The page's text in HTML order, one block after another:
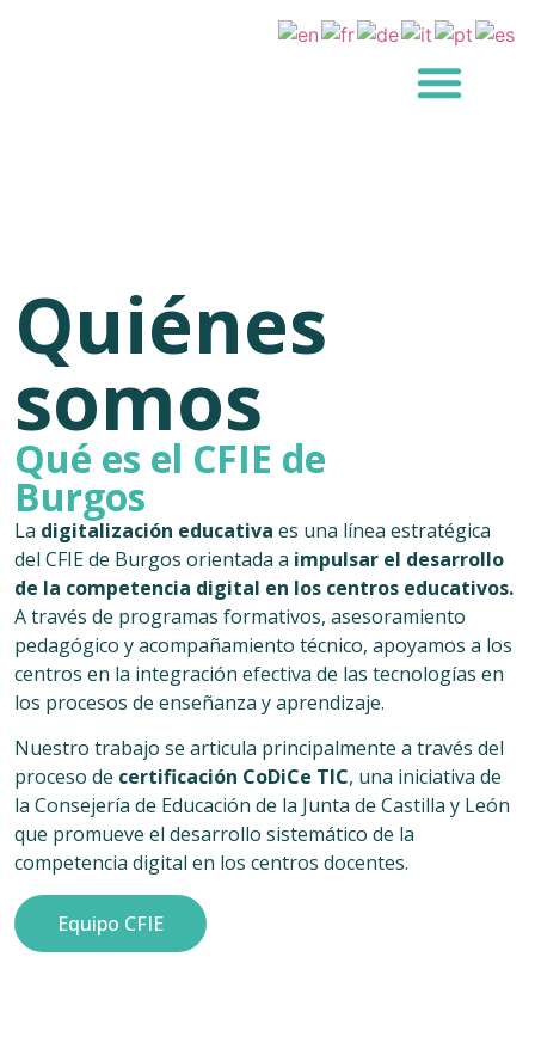
Quiénes
somos
Qué es el CFIE de
Burgos
La digitalización educativa es una línea estratégica
del CFIE de Burgos orientada a impulsar el desarrollo
de la competencia digital en los centros educativos.
A través de programas formativos, asesoramiento
pedagógico y acompañamiento técnico, apoyamos a los
centros en la integración efectiva de las tecnologías en
los procesos de enseñanza y aprendizaje.
Nuestro trabajo se articula principalmente a través del
proceso de certificación CoDiCe TIC, una iniciativa de
la Consejería de Educación de la Junta de Castilla y León
que promueve el desarrollo sistemático de la
competencia digital en los centros docentes.
Equipo CFIE